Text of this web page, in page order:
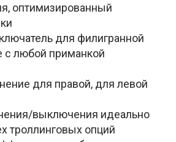
оптимизированный
для филигранной
с любой приманкой
для правой, для левой
выключения идеально
троллинговых опций